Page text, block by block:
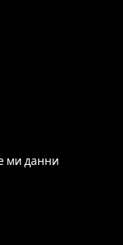
ми данни